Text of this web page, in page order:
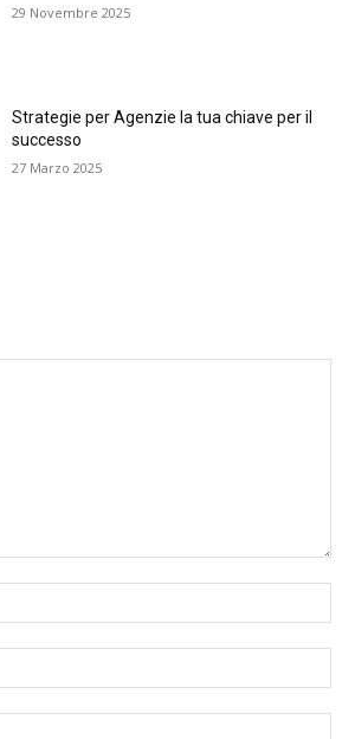
29 Novembre 2025
Strategie per Agenzie la tua chiave per il
successo
27 Marzo 2025